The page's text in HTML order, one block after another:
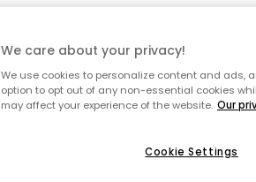
Zur
We care about your privacy!
We use cookies to personalize content and ads,
option to opt out of any non-essential cookies
may affect your experience of the website. Our
Cookie Settings